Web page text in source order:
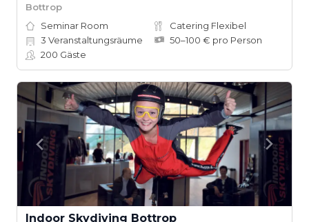
Bottrop
Seminar Room
Catering Flexibel
3 Veranstaltungsräume
50–100 € pro Person
200 Gäste
Indoor Skydiving Bottrop